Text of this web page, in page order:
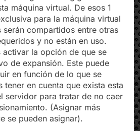
asignamos 4 gigas de
máquina virtual. De esos 1
para la máquina virtual
compartidos entre otras
y no están en uso.
activar la opción de que se
de expansión. Este puede
en función de lo que se
tener en cuenta que exista esta
servidor para tratar de no caer
(Asignar más